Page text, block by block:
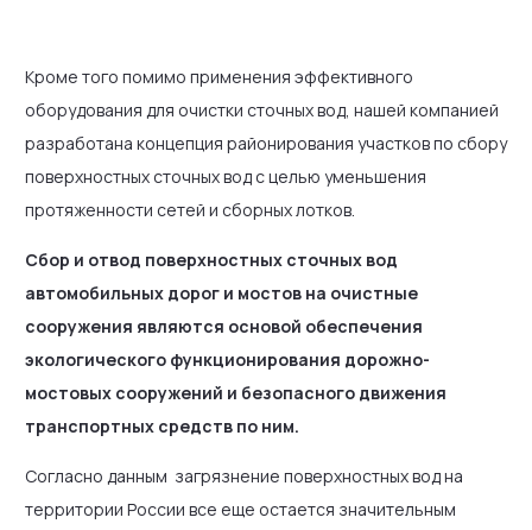
Кроме того помимо применения эффективного
оборудования для очистки сточных вод, нашей компанией
разработана концепция районирования участков по сбору
поверхностных сточных вод с целью уменьшения
протяженности сетей и сборных лотков.
Сбор и отвод поверхностных сточных вод
автомобильных дорог и мостов на очистные
сооружения являются основой обеспечения
экологического функционирования дорожно-
мостовых сооружений и безопасного движения
транспортных средств по ним.
Согласно данным загрязнение поверхностных вод на
территории России все еще остается значительным